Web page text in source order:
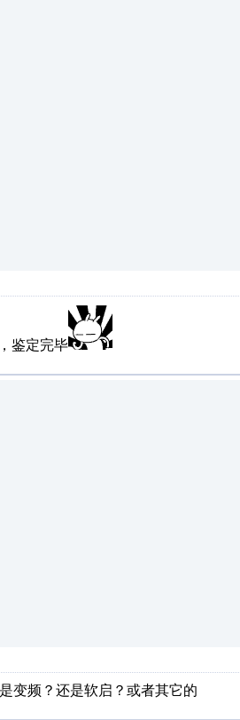
鉴定完毕
变频？还是软启？或者其它的